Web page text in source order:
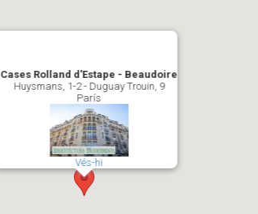
Cases Rolland d'Estape - Beaudoire
Huysmans, 1-2 - Duguay Trouin, 9
París
Vés-hi